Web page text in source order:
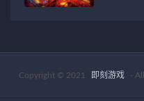
Copyright © 2021 即刻游戏 -